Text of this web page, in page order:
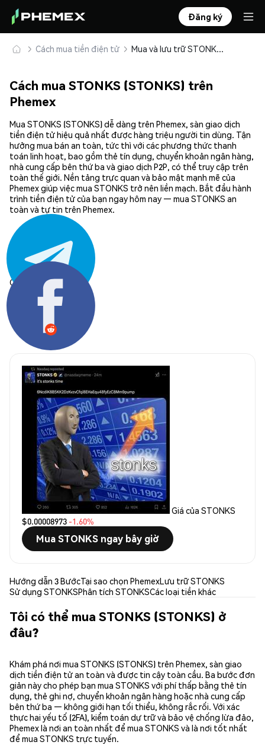
Đăng ký
Cách mua tiền điện tử Mua và lưu trữ STONKS (STONKS) an toàn
Cách mua STONKS (STONKS) trên
Phemex
Mua STONKS (STONKS) dễ dàng trên Phemex, sàn giao dịch
tiền điện tử hiệu quả nhất được hàng triệu người tin dùng. Tận
hưởng mua bán an toàn, tức thì với các phương thức thanh
toán linh hoạt, bao gồm thẻ tín dụng, chuyển khoản ngân hàng,
nhà cung cấp bên thứ ba và giao dịch P2P, có thể truy cập trên
toàn thế giới. Nền tảng trực quan và bảo mật mạnh mẽ của
Phemex giúp việc mua STONKS trở nên liền mạch. Bắt đầu hành
trình tiền điện tử của bạn ngay hôm nay — mua STONKS an
toàn và tự tin trên Phemex.
Chia sẻ:
Giá của STONKS
$0.00008973 -1.60%
Mua STONKS ngay bây giờ
Hướng dẫn 3 BướcTại sao chọn PhemexLưu trữ STONKS
Sử dụng STONKSPhân tích STONKSCác loại tiền khác
Tôi có thể mua STONKS (STONKS) ở
đâu?
Khám phá nơi mua STONKS (STONKS) trên Phemex, sàn giao
dịch tiền điện tử an toàn và được tin cậy toàn cầu. Ba bước đơn
giản này cho phép bạn mua STONKS với phí thấp bằng thẻ tín
dụng, thẻ ghi nợ, chuyển khoản ngân hàng hoặc nhà cung cấp
bên thứ ba — không giới hạn tối thiểu, không rắc rối. Với xác
thực hai yếu tố (2FA), kiểm toán dự trữ và bảo vệ chống lừa đảo,
Phemex là nơi an toàn nhất để mua STONKS và là nơi tốt nhất
để mua STONKS trực tuyến.